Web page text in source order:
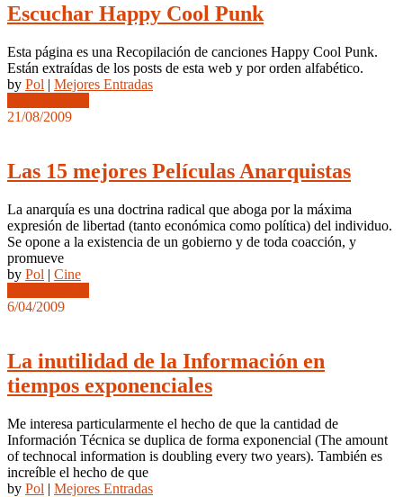
Escuchar Happy Cool Punk
Esta página es una Recopilación de canciones Happy Cool Punk.
Están extraídas de los posts de esta web y por orden alfabético.
by Pol | Mejores Entradas
21/08/2009
Las 15 mejores Películas Anarquistas
La anarquía es una doctrina radical que aboga por la máxima
expresión de libertad (tanto económica como política) del individuo.
Se opone a la existencia de un gobierno y de toda coacción, y
promueve
by Pol | Cine
6/04/2009
La inutilidad de la Información en
tiempos exponenciales
Me interesa particularmente el hecho de que la cantidad de
Información Técnica se duplica de forma exponencial (The amount
of technocal information is doubling every two years). También es
increíble el hecho de que
by Pol | Mejores Entradas